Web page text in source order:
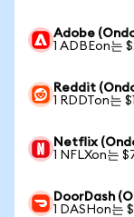
Adobe
1 ADBEon는
Reddit
1 RDDTon는
Netflix
1 NFLXon는
DoorDash
1 DASHon는